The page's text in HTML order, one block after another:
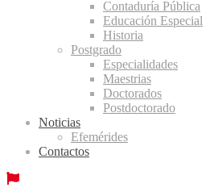
Contaduría Pública
Educación Especial
Historia
Postgrado
Especialidades
Maestrias
Doctorados
Postdoctorado
Noticias
Efemérides
Contactos